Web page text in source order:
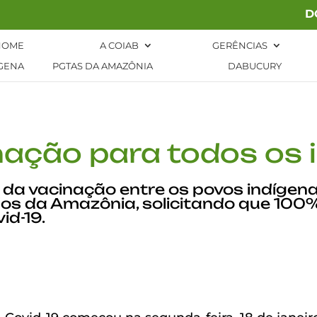
A COIAB
GERÊNCIAS
PGTAS DA AMAZÔNIA DABUCURY
para todos os
vacinação entre os povos
da Amazônia, solicitando que
19.